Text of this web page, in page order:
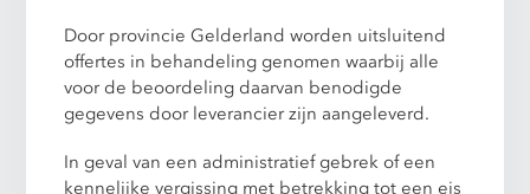
Door provincie Gelderland worden uitsluitend
offertes in behandeling genomen waarbij alle
voor de beoordeling daarvan benodigde
gegevens door leverancier zijn aangeleverd.
In geval van een administratief gebrek of een
kennelijke vergissing met betrekking tot een eis